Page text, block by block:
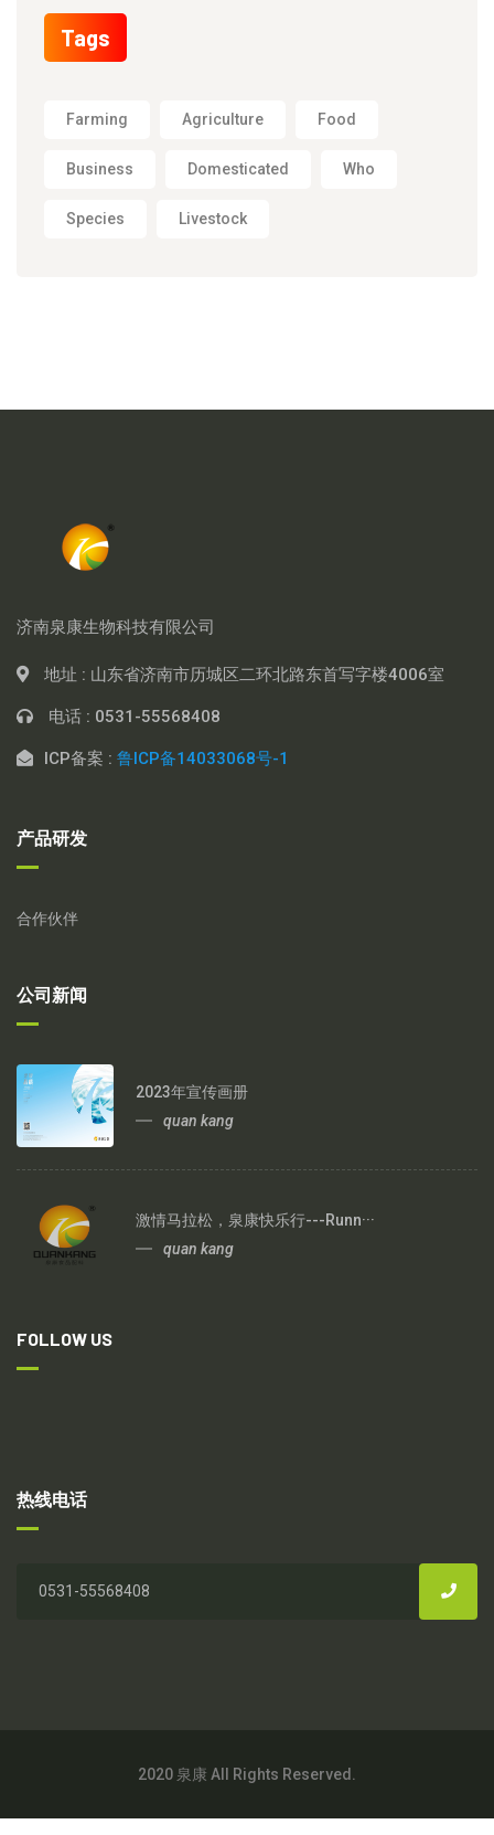
Tags
Farming Agriculture Food
Business Domesticated Who
Species Livestock
济南泉康生物科技有限公司
地址 : 山东省济南市历城区二环北路东首写字楼4006室
电话 : 0531-55568408
ICP备案 : 鲁ICP备14033068号-1
产品研发
合作伙伴
公司新闻
2023年宣传画册
quan kang
激情马拉松，泉康快乐行---Runn···
quan kang
FOLLOW US
热线电话
2020 泉康 All Rights Reserved.